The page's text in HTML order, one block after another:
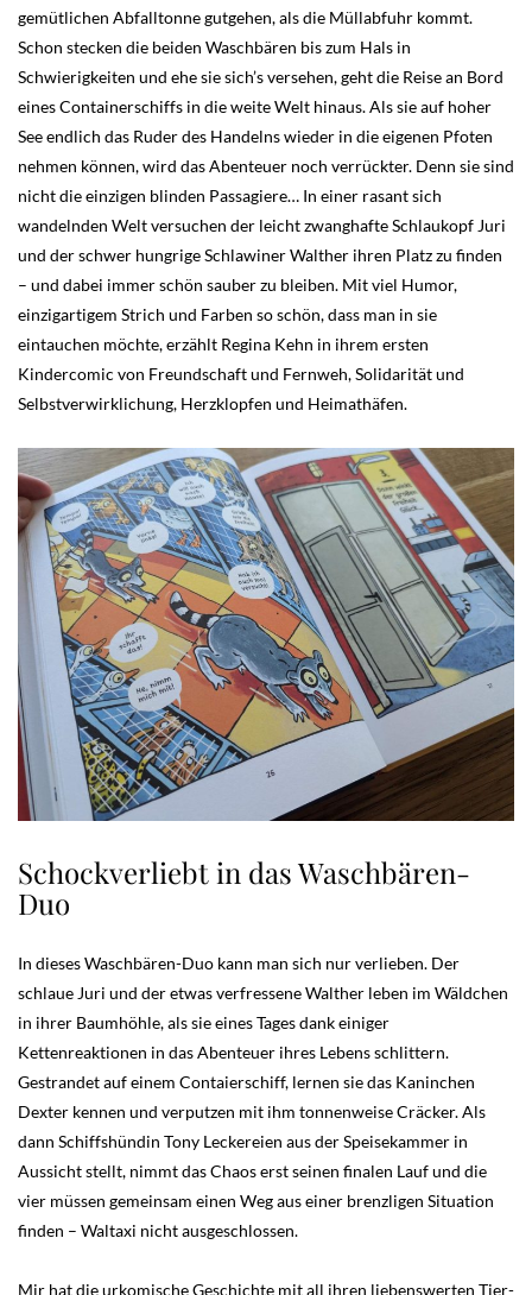
gemütlichen Abfalltonne gutgehen, als die Müllabfuhr kommt.
Schon stecken die beiden Waschbären bis zum Hals in
Schwierigkeiten und ehe sie sich’s versehen, geht die Reise an Bord
eines Containerschiffs in die weite Welt hinaus. Als sie auf hoher
See endlich das Ruder des Handelns wieder in die eigenen Pfoten
nehmen können, wird das Abenteuer noch verrückter. Denn sie sind
nicht die einzigen blinden Passagiere… In einer rasant sich
wandelnden Welt versuchen der leicht zwanghafte Schlaukopf Juri
und der schwer hungrige Schlawiner Walther ihren Platz zu finden
– und dabei immer schön sauber zu bleiben. Mit viel Humor,
einzigartigem Strich und Farben so schön, dass man in sie
eintauchen möchte, erzählt Regina Kehn in ihrem ersten
Kindercomic von Freundschaft und Fernweh, Solidarität und
Selbstverwirklichung, Herzklopfen und Heimathäfen.
Schockverliebt in das Waschbären-
Duo
In dieses Waschbären-Duo kann man sich nur verlieben. Der
schlaue Juri und der etwas verfressene Walther leben im Wäldchen
in ihrer Baumhöhle, als sie eines Tages dank einiger
Kettenreaktionen in das Abenteuer ihres Lebens schlittern.
Gestrandet auf einem Contaierschiff, lernen sie das Kaninchen
Dexter kennen und verputzen mit ihm tonnenweise Cräcker. Als
dann Schiffshündin Tony Leckereien aus der Speisekammer in
Aussicht stellt, nimmt das Chaos erst seinen finalen Lauf und die
vier müssen gemeinsam einen Weg aus einer brenzligen Situation
finden – Waltaxi nicht ausgeschlossen.
Mir hat die urkomische Geschichte mit all ihren liebenswerten Tier-